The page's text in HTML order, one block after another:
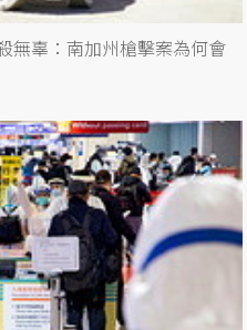
無辜：南加州槍擊案為何會